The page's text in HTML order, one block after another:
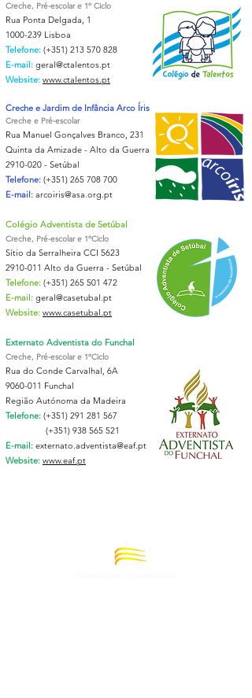
Creche, Pré-escolar e 1º Ciclo
Rua Ponta Delgada, 1
1000-239 Lisboa
Telefone: (+351) 213 570 828
E-mail: geral@ctalentos.pt
Website: www.ctalentos.pt
Creche e Jardim de Infância Arco Íris
Creche e Pré-escolar
Rua Manuel Gonçalves Branco, 231
Quinta da Amizade - Alto da Guerra
2910-020 - Setúbal
Telefone: (+351) 265 708 700
E-mail: arcoiris@asa.org.pt
Colégio Adventista de Setúbal
Creche, Pré-escolar e 1ºCiclo
Sítio da Serralheira CCI 5623
2910-011 Alto da Guerra - Setúbal
Telefone: (+351) 265 501 472
E-mail: geral@casetubal.pt
Website: www.casetubal.pt
Externato Adventista do Funchal
Creche, Pré-escolar e 1ºCiclo
Rua do Conde Carvalhal, 6A
9060-011 Funchal
Região Autónoma da Madeira
Telefone: (+351) 291 281 567
(+351) 938 565 521
E-mail: externato.adventista@eaf.pt
Website: www.eaf.pt